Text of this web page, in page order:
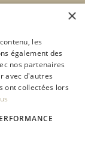
×
les
également des
nos partenaires
avec d'autres
ont collectées lors